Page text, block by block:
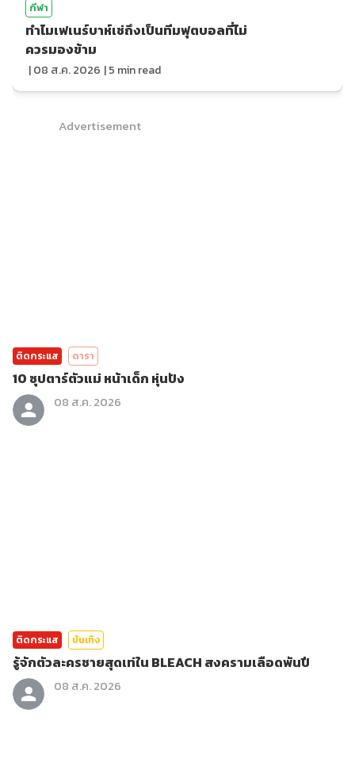
กีฬา
ทำไมเฟเนร์บาห์เช่ถึงเป็นทีมฟุตบอลที่ไม่
ควรมองข้าม
|08 ส.ค. 2026 |5 min read
Advertisement
ติดกระแส ดารา
10 ซุปตาร์ตัวแม่ หน้าเด็ก หุ่นปัง
08 ส.ค. 2026
ติดกระแส บันเทิง
รู้จักตัวละครชายสุดเท่ใน BLEACH สงครามเลือดพันปี
08 ส.ค. 2026